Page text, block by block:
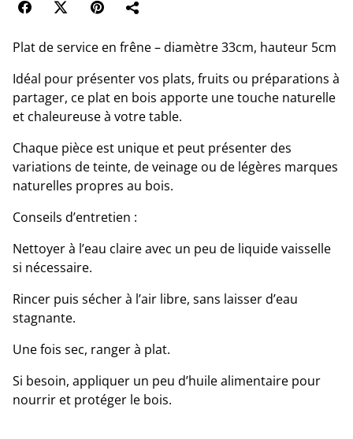
Plat de service en frêne – diamètre 33cm, hauteur 5cm
Idéal pour présenter vos plats, fruits ou préparations à
partager, ce plat en bois apporte une touche naturelle
et chaleureuse à votre table.
Chaque pièce est unique et peut présenter des
variations de teinte, de veinage ou de légères marques
naturelles propres au bois.
Conseils d’entretien :
Nettoyer à l’eau claire avec un peu de liquide vaisselle
si nécessaire.
Rincer puis sécher à l’air libre, sans laisser d’eau
stagnante.
Une fois sec, ranger à plat.
Si besoin, appliquer un peu d’huile alimentaire pour
nourrir et protéger le bois.